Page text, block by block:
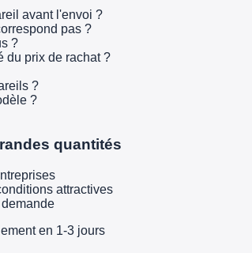
avant l'envoi ?
pas ?
?
du prix de rachat ?
?
?
quantités
attractives
en 1-3 jours